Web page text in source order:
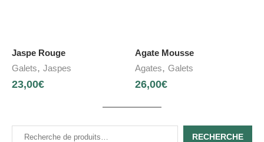
Jaspe Rouge
Galets, Jaspes
23,00€
Agate Mousse
Agates, Galets
26,00€
RECHERCHE